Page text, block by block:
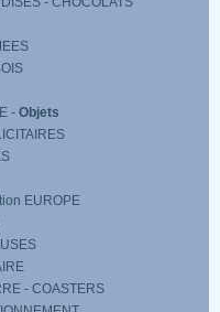
- Objets
EUROPE
- COASTERS